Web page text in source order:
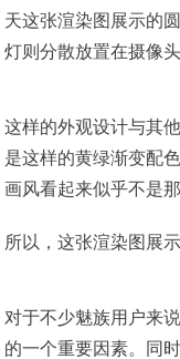
天这张渲染图展示的
灯则分散放置在摄像
这样的外观设计与其
是这样的黄绿渐变配
画风看起来似乎不是那
所以，这张渲染图展
对于不少魅族用户来
的一个重要因素。同